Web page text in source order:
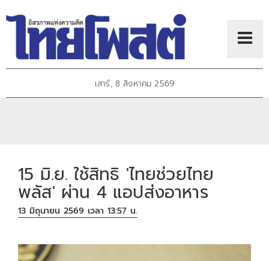
เสาร์, 8 สิงหาคม 2569
15 มิ.ย. ใช้สิทธิ 'ไทยช่วยไทย
พลัส' ผ่าน 4 แอปส่งอาหาร
13 มิถุนายน 2569 เวลา 13:57 น.